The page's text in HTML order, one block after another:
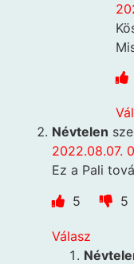
Névtelen
2022.08.07.
Ez a Pali
5
5
Válasz